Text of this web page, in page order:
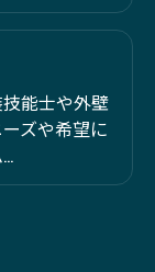
能士や外壁
ズや希望に